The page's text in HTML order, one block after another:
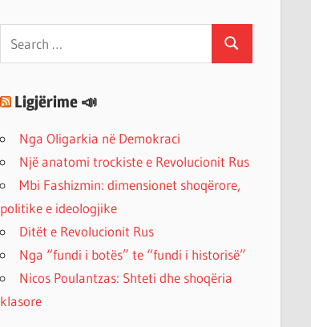
Search
Ligjërime 📣
Nga Oligarkia në Demokraci
Një anatomi trockiste e Revolucionit Rus
Mbi Fashizmin: dimensionet shoqërore,
politike e ideologjike
Ditët e Revolucionit Rus
Nga “fundi i botës” te “fundi i historisë”
Nicos Poulantzas: Shteti dhe shoqëria
klasore